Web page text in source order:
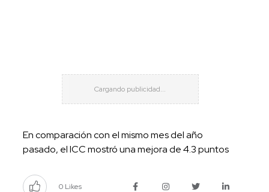
En comparación con el mismo mes del año
pasado, el ICC mostró una mejora de 4.3 puntos
0 Likes